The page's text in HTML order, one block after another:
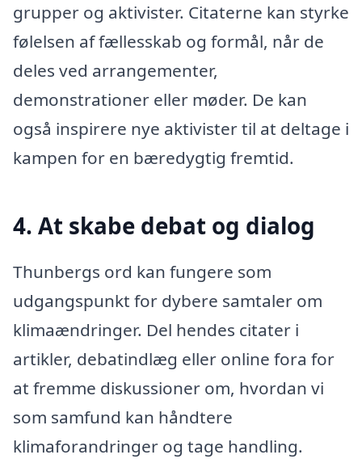
grupper og aktivister. Citaterne kan styrke
følelsen af fællesskab og formål, når de
deles ved arrangementer,
demonstrationer eller møder. De kan
også inspirere nye aktivister til at deltage i
kampen for en bæredygtig fremtid.
4. At skabe debat og dialog
Thunbergs ord kan fungere som
udgangspunkt for dybere samtaler om
klimaændringer. Del hendes citater i
artikler, debatindlæg eller online fora for
at fremme diskussioner om, hvordan vi
som samfund kan håndtere
klimaforandringer og tage handling.